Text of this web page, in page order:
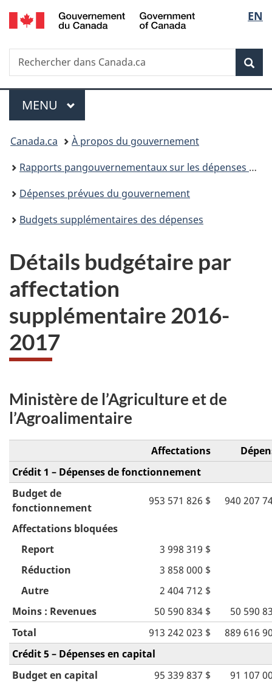
Passer
au
principal
Passer
à
Au
du
Passer
à
version
simplifiée
de
la
EN
Recherche
Rechercher
dans
Menu
MENU PRINCIPAL
Vous
êtes
ici :
Canada.ca
À propos du gouvernement
Rapports pangouvernementaux sur les dépenses et les activités
Dépenses prévues du gouvernement
Budgets supplémentaires des dépenses
Détails budgétaire par
affectation
supplémentaire 2016-
2017
Ministère de l’Agriculture et de
l’Agroalimentaire
Affectations
Crédit 1 – Dépenses de fonctionnement
Budget de
fonctionnement
953 571 826 $ 940 207
Affectations bloquées
Report
3 998 319 $
Réduction
3 858 000 $
Autre
2 404 712 $
Moins : Revenues
50 590 834 $
50 590
Total
913 242 023 $
889 616
Crédit 5 – Dépenses en capital
Budget en capital
95 339 837 $
91 107